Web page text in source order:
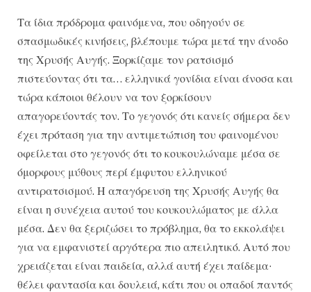
Τα ίδια πρόδρομα φαινόμενα, που οδηγούν σε
σπασμωδικές κινήσεις, βλέπουμε τώρα μετά την άνοδο
της Χρυσής Αυγής. Ξορκίζαμε τον ρατσισμό
πιστεύοντας ότι τα… ελληνικά γονίδια είναι άνοσα και
τώρα κάποιοι θέλουν να τον ξορκίσουν
απαγορεύοντάς τον. Το γεγονός ότι κανείς σήμερα δεν
έχει πρόταση για την αντιμετώπιση του φαινομένου
οφείλεται στο γεγονός ότι το κουκουλώναμε μέσα σε
όμορφους μύθους περί έμφυτου ελληνικού
αντιρατσισμού. Η απαγόρευση της Χρυσής Αυγής θα
είναι η συνέχεια αυτού του κουκουλώματος με άλλα
μέσα. Δεν θα ξεριζώσει το πρόβλημα, θα το εκκολάψει
για να εμφανιστεί αργότερα πιο απειλητικό. Αυτό που
χρειάζεται είναι παιδεία, αλλά αυτή έχει παίδεμα·
θέλει φαντασία και δουλειά, κάτι που οι οπαδοί παντός